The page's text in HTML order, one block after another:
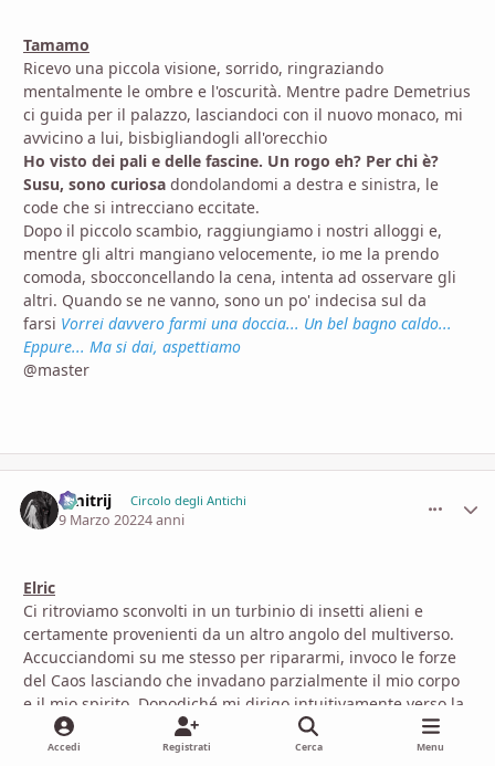
Tamamo
Ricevo una piccola visione, sorrido, ringraziando
mentalmente le ombre e l'oscurità. Mentre padre Demetrius
ci guida per il palazzo, lasciandoci con il nuovo monaco, mi
avvicino a lui, bisbigliandogli all'orecchio
Ho visto dei pali e delle fascine. Un rogo eh? Per chi è?
Susu, sono curiosa dondolandomi a destra e sinistra, le
code che si intrecciano eccitate.
Dopo il piccolo scambio, raggiungiamo i nostri alloggi e,
mentre gli altri mangiano velocemente, io me la prendo
comoda, sbocconcellando la cena, intenta ad osservare gli
altri. Quando se ne vanno, sono un po' indecisa sul da
farsi Vorrei davvero farmi una doccia... Un bel bagno caldo...
Eppure... Ma si dai, aspettiamo
@master
Dmitrij Circolo degli Antichi
9 Marzo 20224 anni
Elric
Ci ritroviamo sconvolti in un turbinio di insetti alieni e
certamente provenienti da un altro angolo del multiverso.
Accucciandomi su me stesso per ripararmi, invoco le forze
del Caos lasciando che invadano parzialmente il mio corpo
e il mio spirito. Dopodiché mi dirigo intuitivamente verso la
porta di uscita.
DMAccedi Registrati Cerca Menu